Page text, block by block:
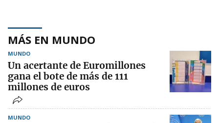
MÁS EN MUNDO
MUNDO
Un acertante de Euromillones
gana el bote de más de 111
millones de euros
MUNDO